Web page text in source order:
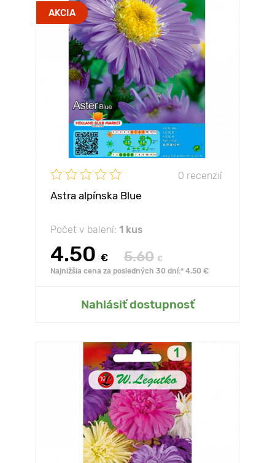
AKCIA
0 recenzií
Astra alpínska Blue
Počet v balení: 1 kus
4.50 € 5.60 €
Najnižšia cena za posledných 30 dní:* 4.50 €
Nahlásiť dostupnosť